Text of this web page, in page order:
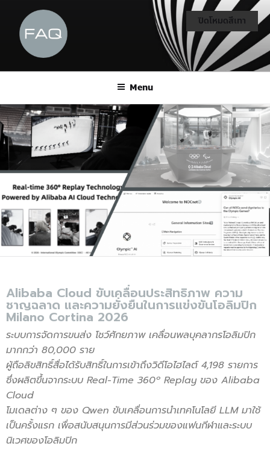
Menu
Alibaba Cloud ขับเคลื่อนประสิทธิภาพ ความ
ชาญฉลาด และความยั่งยืนในการแข่งขันโอลิมปิก
Milano Cortina 2026
ระบบการจัดการขนส่ง โชว์ศักยภาพ เคลื่อนพลบุคลากรโอลิมปิก
มากกว่า 80,000 ราย
ผู้ถือลิขสิทธิ์สื่อได้รับสิทธิ์ในการเข้าถึงวิดีโอไฮไลต์4,198 รายการ
ซึ่งผลิตขึ้นจากระบบ Real-Time 360º Replay ของ Alibaba
Cloud
โมเดลต่าง ๆ ของ Qwen ขับเคลื่อนการนำเทคโนโลยี LLM มาใช้
เป็นครั้งแรก เพื่อสนับสนุนการมีส่วนร่วมของแฟนกีฬาและระบบ
นิเวศของโอลิมปิก
ปิดโหมดสีเทา